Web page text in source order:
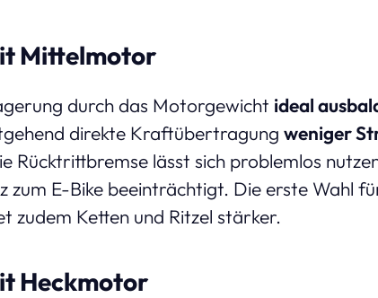
Mittelmotor
durch das Motorgewicht ideal
direkte Kraftübertragung weniger
Rücktrittbremse lässt sich problemlos
zum E-Bike beeinträchtigt. Die erste Wahl
zudem Ketten und Ritzel stärker.
Heckmotor